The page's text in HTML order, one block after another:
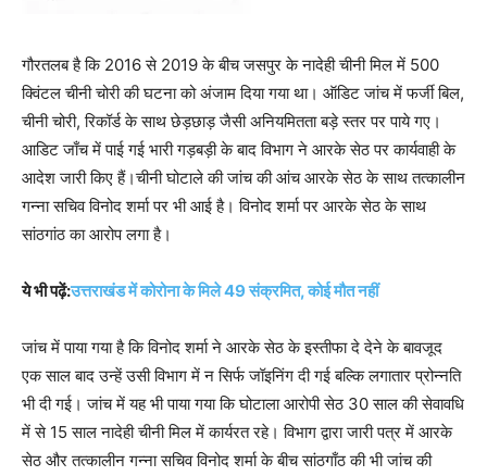
गौरतलब है कि 2016 से 2019 के बीच जसपुर के नादेही चीनी मिल में 500
क्विंटल चीनी चोरी की घटना को अंजाम दिया गया था। ऑडिट जांच में फर्जी बिल,
चीनी चोरी, रिकॉर्ड के साथ छेड़छाड़ जैसी अनियमितता बड़े स्तर पर पाये गए।
आडिट जाँच में पाई गई भारी गड़बड़ी के बाद विभाग ने आरके सेठ पर कार्यवाही के
आदेश जारी किए हैं।चीनी घोटाले की जांच की आंच आरके सेठ के साथ तत्कालीन
गन्ना सचिव विनोद शर्मा पर भी आई है। विनोद शर्मा पर आरके सेठ के साथ
सांठगांठ का आरोप लगा है।
ये भी पढ़ें:उत्तराखंड में कोरोना के मिले 49 संक्रमित, कोई मौत नहीं
जांच में पाया गया है कि विनोद शर्मा ने आरके सेठ के इस्तीफा दे देने के बावजूद
एक साल बाद उन्हें उसी विभाग में न सिर्फ जॉइनिंग दी गई बल्कि लगातार प्रोन्नति
भी दी गई। जांच में यह भी पाया गया कि घोटाला आरोपी सेठ 30 साल की सेवावधि
में से 15 साल नादेही चीनी मिल में कार्यरत रहे। विभाग द्वारा जारी पत्र में आरके
सेठ और तत्कालीन गन्ना सचिव विनोद शर्मा के बीच सांठगाँठ की भी जांच की